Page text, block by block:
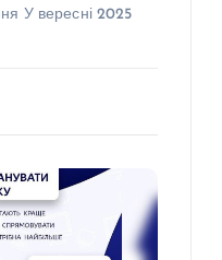
У вересні 2025